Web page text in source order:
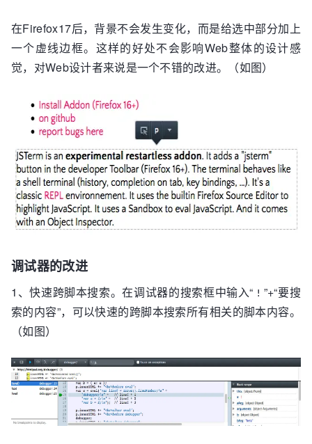
在Firefox17后，背景不会发生变化，而是给选中部分加上
一个虚线边框。这样的好处不会影响Web整体的设计感
觉，对Web设计者来说是一个不错的改进。（如图）
调试器的改进
1、快速跨脚本搜索。在调试器的搜索框中输入“ ! ”+“要搜
索的内容”，可以快速的跨脚本搜索所有相关的脚本内容。
（如图）